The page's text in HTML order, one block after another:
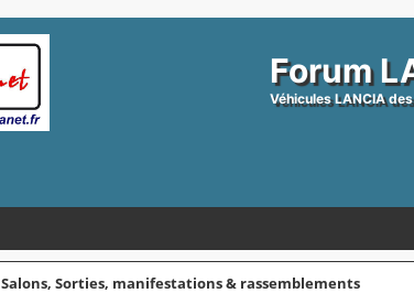
Forum
Véhicules LANCIA
Salons, Sorties, manifestations & rassemblements